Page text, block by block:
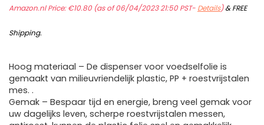
Amazon.nl Price:€10.80(as of 06/04/2023 21:50 PST- Details)&FREE
Shipping.
Hoog materiaal – De dispenser voor voedselfolie is
gemaakt van milieuvriendelijk plastic, PP + roestvrijstalen
mes. .
Gemak – Bespaar tijd en energie, breng veel gemak voor
uw dagelijks leven, scherpe roestvrijstalen messen,